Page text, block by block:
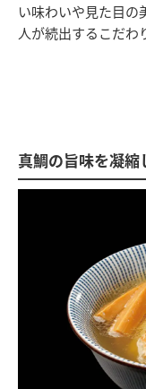
い味わいや見た目の
人が続出するこだわ
真鯛の旨味を凝